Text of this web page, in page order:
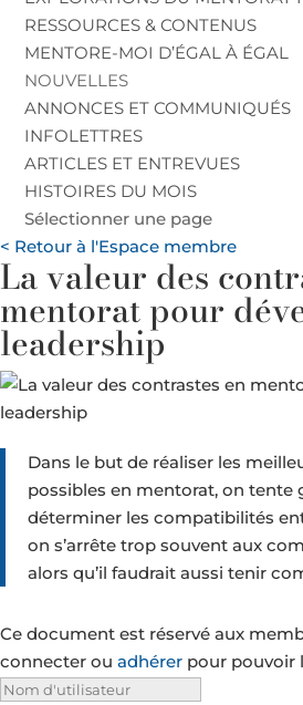
RESSOURCES & CONTENUS
MENTORE-MOI D’ÉGAL À ÉGAL
NOUVELLES
ANNONCES ET COMMUNIQUÉS
INFOLETTRES
ARTICLES ET ENTREVUES
HISTOIRES DU MOIS
Sélectionner une page
< Retour à l'Espace membre
La valeur des
mentorat pour
leadership
Dans le but de réaliser les
possibles en mentorat, on tente
déterminer les compatibilités
on s’arrête trop souvent aux
alors qu’il faudrait aussi tenir
Ce document est réservé aux
connecter ou adhérer pour pouvoir